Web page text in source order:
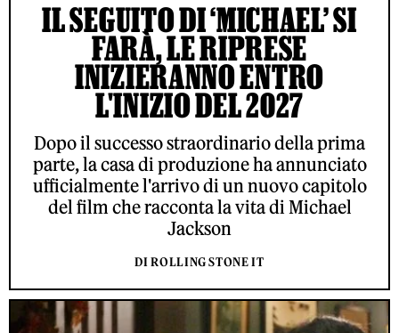
IL SEGUITO DI ‘MICHAEL’ SI
FARÀ, LE RIPRESE
INIZIERANNO ENTRO
L'INIZIO DEL 2027
Dopo il successo straordinario della prima
parte, la casa di produzione ha annunciato
ufficialmente l'arrivo di un nuovo capitolo
del film che racconta la vita di Michael
Jackson
DI ROLLING STONE IT